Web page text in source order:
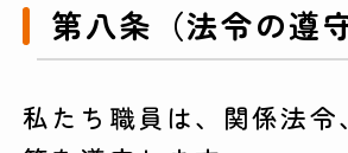
第八条（法令の遵守
私たち職員は、関係法令